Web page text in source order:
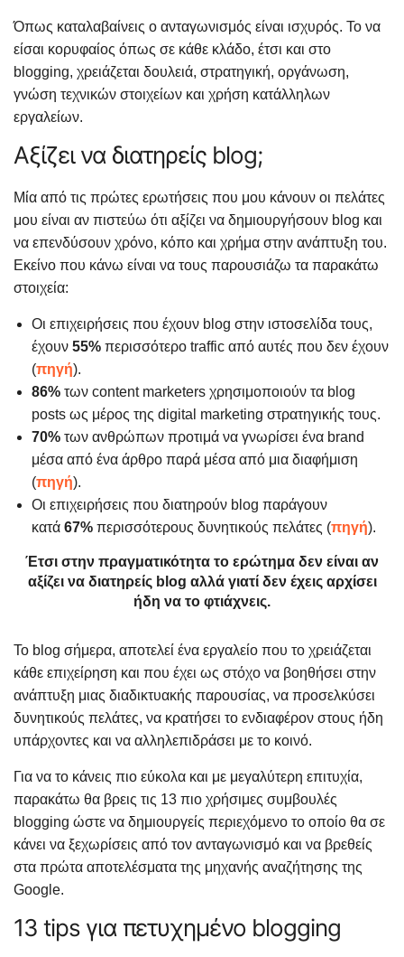
Όπως καταλαβαίνεις ο ανταγωνισμός είναι ισχυρός. Το να
είσαι κορυφαίος όπως σε κάθε κλάδο, έτσι και στο
blogging, χρειάζεται δουλειά, στρατηγική, οργάνωση,
γνώση τεχνικών στοιχείων και χρήση κατάλληλων
εργαλείων.
Αξίζει να διατηρείς blog;
Μία από τις πρώτες ερωτήσεις που μου κάνουν οι πελάτες
μου είναι αν πιστεύω ότι αξίζει να δημιουργήσουν blog και
να επενδύσουν χρόνο, κόπο και χρήμα στην ανάπτυξη του.
Εκείνο που κάνω είναι να τους παρουσιάζω τα παρακάτω
στοιχεία:
Οι επιχειρήσεις που έχουν blog στην ιστοσελίδα τους,
έχουν 55% περισσότερο traffic από αυτές που δεν έχουν
(πηγή).
86% των content marketers χρησιμοποιούν τα blog
posts ως μέρος της digital marketing στρατηγικής τους.
70% των ανθρώπων προτιμά να γνωρίσει ένα brand
μέσα από ένα άρθρο παρά μέσα από μια διαφήμιση
(πηγή).
Οι επιχειρήσεις που διατηρούν blog παράγουν
κατά 67% περισσότερους δυνητικούς πελάτες (πηγή).
Έτσι στην πραγματικότητα το ερώτημα δεν είναι αν
αξίζει να διατηρείς blog αλλά γιατί δεν έχεις αρχίσει
ήδη να το φτιάχνεις.
Το blog σήμερα, αποτελεί ένα εργαλείο που το χρειάζεται
κάθε επιχείρηση και που έχει ως στόχο να βοηθήσει στην
ανάπτυξη μιας διαδικτυακής παρουσίας, να προσελκύσει
δυνητικούς πελάτες, να κρατήσει το ενδιαφέρον στους ήδη
υπάρχοντες και να αλληλεπιδράσει με το κοινό.
Για να το κάνεις πιο εύκολα και με μεγαλύτερη επιτυχία,
παρακάτω θα βρεις τις 13 πιο χρήσιμες συμβουλές
blogging ώστε να δημιουργείς περιεχόμενο το οποίο θα σε
κάνει να ξεχωρίσεις από τον ανταγωνισμό και να βρεθείς
στα πρώτα αποτελέσματα της μηχανής αναζήτησης της
Google.
13 tips για πετυχημένο blogging